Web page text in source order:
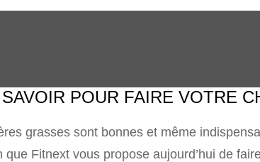
POUR FAIRE VOTRE
grasses sont bonnes et même
Fitnext vous propose aujourd’hui de